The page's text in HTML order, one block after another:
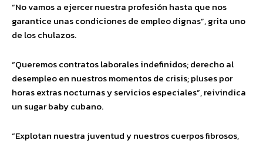
“No vamos a ejercer nuestra profesión hasta que nos
garantice unas condiciones de empleo dignas”, grita uno
de los chulazos.
“Queremos contratos laborales indefinidos; derecho al
desempleo en nuestros momentos de crisis; pluses por
horas extras nocturnas y servicios especiales”, reivindica
un sugar baby cubano.
“Explotan nuestra juventud y nuestros cuerpos fibrosos,